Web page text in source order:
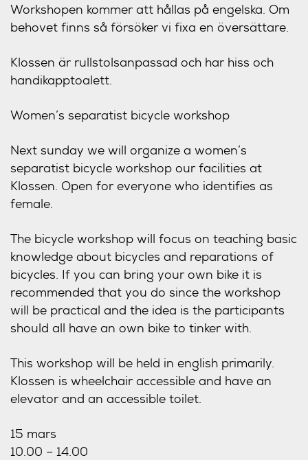
Workshopen kommer att hållas på engelska. Om
behovet finns så försöker vi fixa en översättare.
Klossen är rullstolsanpassad och har hiss och
handikapptoalett.
Women’s separatist bicycle workshop
Next sunday we will organize a women’s
separatist bicycle workshop our facilities at
Klossen. Open for everyone who identifies as
female.
The bicycle workshop will focus on teaching basic
knowledge about bicycles and reparations of
bicycles. If you can bring your own bike it is
recommended that you do since the workshop
will be practical and the idea is the participants
should all have an own bike to tinker with.
This workshop will be held in english primarily.
Klossen is wheelchair accessible and have an
elevator and an accessible toilet.
15 mars
10.00 – 14.00